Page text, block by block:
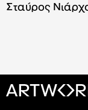
Σταύρος